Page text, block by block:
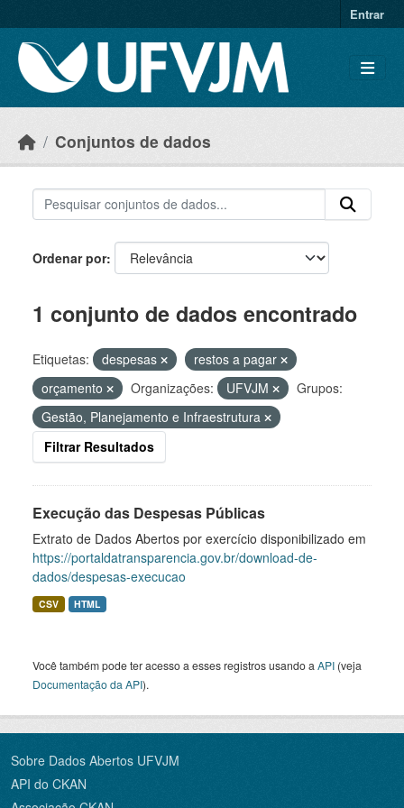
Entrar
Conjuntos de dados
Ordenar por
1 conjunto de dados encontrado
Etiquetas: despesas
restos a pagar
orçamento
Organizações: UFVJM
Grupos:
Gestão, Planejamento e Infraestrutura
Filtrar Resultados
Execução das Despesas Públicas
Extrato de Dados Abertos por exercício disponibilizado em
https://portaldatransparencia.gov.br/download-de-
dados/despesas-execucao
CSV HTML
Você também pode ter acesso a esses registros usando a API (veja
Documentação da API).
Sobre Dados Abertos UFVJM
API do CKAN